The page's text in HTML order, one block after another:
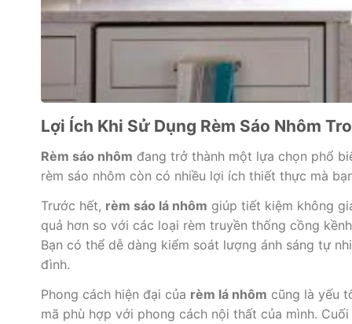
Lợi Ích Khi Sử Dụng Rèm Sáo Nhôm
Rèm sáo nhôm đang trở thành một lựa chọn phổ
rèm sáo nhôm còn có nhiều lợi ích thiết thực mà
Trước hết, rèm sáo lá nhôm giúp tiết kiệm không
quả hơn so với các loại rèm truyền thống cồng
Bạn có thể dễ dàng kiểm soát lượng ánh sáng tự
đình.
Phong cách hiện đại của rèm lá nhôm cũng là yếu
mã phù hợp với phong cách nội thất của mình.